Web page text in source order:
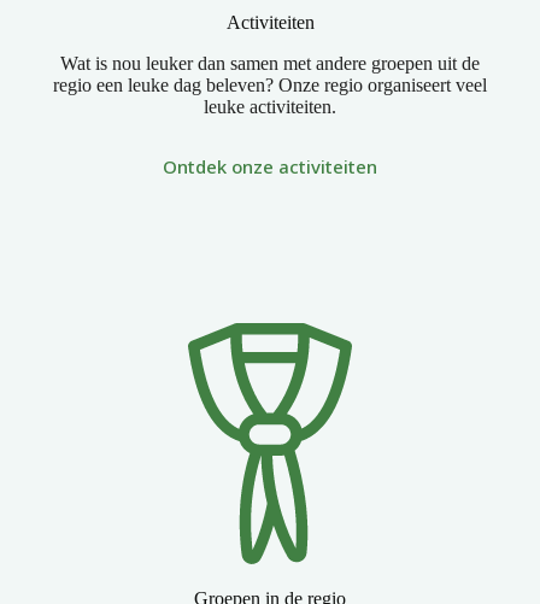
Activiteiten
Wat is nou leuker dan samen met andere groepen uit de
regio een leuke dag beleven? Onze regio organiseert veel
leuke activiteiten.
Ontdek onze activiteiten
Groepen in de regio